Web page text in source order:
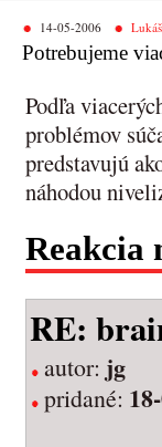
14-05-2006
Potrebujeme
Podľa
problémov
predstavujú
náhodou
Reakcia
RE:
autor: jg
pridané: